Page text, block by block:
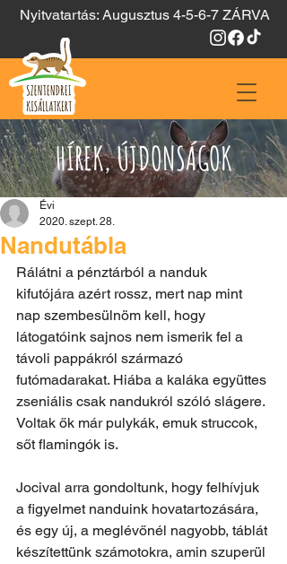
Nyitvatartás: Augusztus 4-5-6-7 ZÁRVA
HÍREK, ÚJDONSÁGOK
Nandutábla
Évi
2020. szept. 28.
Rálátni a pénztárból a nanduk
kifutójára azért rossz, mert nap mint
nap szembesülnöm kell, hogy
látogatóink sajnos nem ismerik fel a
távoli pappákról származó
futómadarakat. Hiába a kaláka együttes
zseniális csak nandukról szóló slágere.
Voltak ők már pulykák, emuk struccok,
sőt flamingók is.
Jocival arra gondoltunk, hogy felhívjuk
a figyelmet nanduink hovatartozására,
és egy új, a meglévőnél nagyobb, táblát
készítettünk számotokra, amin szuperül